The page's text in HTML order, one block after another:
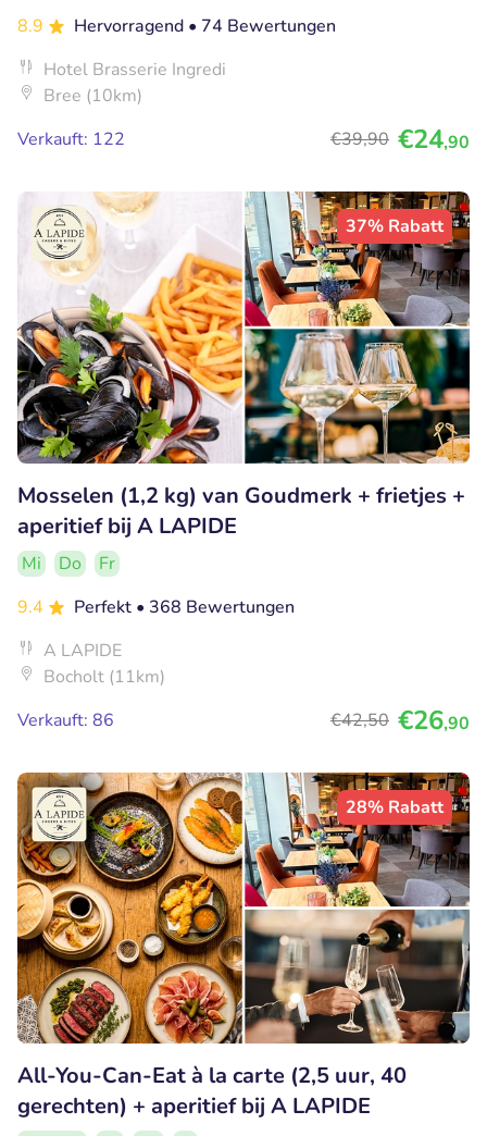
8.9
Hervorragend • 74 Bewertungen
Hotel Brasserie Ingredi
Bree (10km)
Verkauft: 122
€39,90 €24,90
37% Rabatt
Mosselen (1,2 kg) van Goudmerk + frietjes +
aperitief bij A LAPIDE
Mi Do
Fr
9.4
Perfekt • 368 Bewertungen
A LAPIDE
Bocholt (11km)
Verkauft: 86
€42,50 €26,90
28% Rabatt
All-You-Can-Eat à la carte (2,5 uur, 40
gerechten) + aperitief bij A LAPIDE